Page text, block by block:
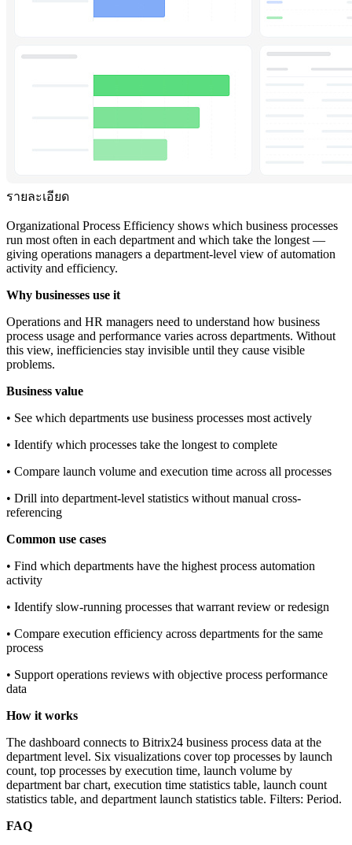
รายละเอียด
Organizational Process Efficiency shows which business processes
run most often in each department and which take the longest —
giving operations managers a department-level view of automation
activity and efficiency.
Why businesses use it
Operations and HR managers need to understand how business
process usage and performance varies across departments. Without
this view, inefficiencies stay invisible until they cause visible
problems.
Business value
• See which departments use business processes most actively
• Identify which processes take the longest to complete
• Compare launch volume and execution time across all processes
• Drill into department-level statistics without manual cross-
referencing
Common use cases
• Find which departments have the highest process automation
activity
• Identify slow-running processes that warrant review or redesign
• Compare execution efficiency across departments for the same
process
• Support operations reviews with objective process performance
data
How it works
The dashboard connects to Bitrix24 business process data at the
department level. Six visualizations cover top processes by launch
count, top processes by execution time, launch volume by
department bar chart, execution time statistics table, launch count
statistics table, and department launch statistics table. Filters: Period.
FAQ